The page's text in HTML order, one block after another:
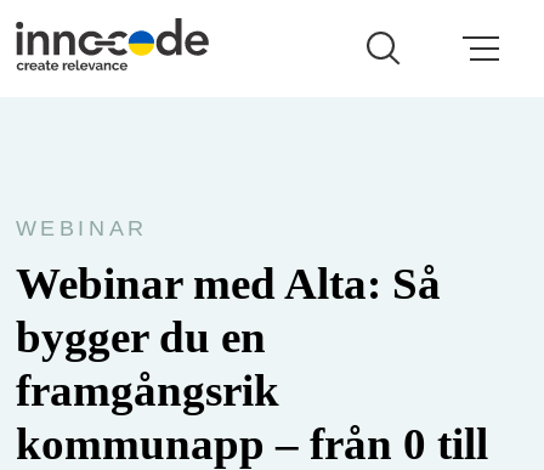
WEBINAR
Webinar med Alta: Så
bygger du en
framgångsrik
kommunapp – från 0 till